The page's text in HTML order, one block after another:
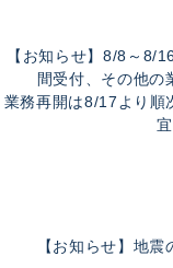
【お知らせ】8/8～8/
間受付、その他の
業務再開は8/17より順
【お知らせ】地